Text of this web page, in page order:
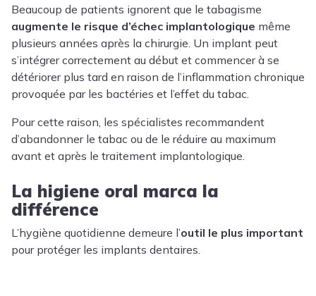
Beaucoup de patients ignorent que le tabagisme
augmente le risque d’échec implantologique même
plusieurs années après la chirurgie. Un implant peut
s’intégrer correctement au début et commencer à se
détériorer plus tard en raison de l’inflammation chronique
provoquée par les bactéries et l’effet du tabac.
Pour cette raison, les spécialistes recommandent
d’abandonner le tabac ou de le réduire au maximum
avant et après le traitement implantologique.
La higiene oral marca la
différence
L’hygiène quotidienne demeure l’outil le plus important
pour protéger les implants dentaires.